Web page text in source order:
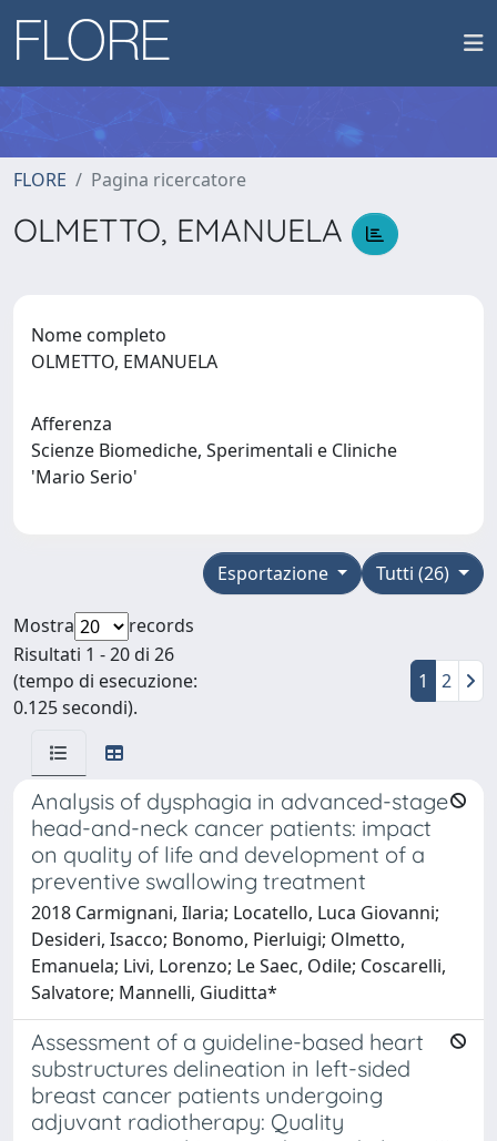
FLORE Pagina ricercatore
OLMETTO, EMANUELA
Nome completo
OLMETTO, EMANUELA
Afferenza
Scienze Biomediche, Sperimentali e Cliniche
'Mario Serio'
Tutti (26)
Esportazione
Mostra
records
Risultati 1 - 20 di 26
(tempo di esecuzione:
0.125 secondi).
1 2
Analysis of dysphagia in advanced-stage
head-and-neck cancer patients: impact
on quality of life and development of a
preventive swallowing treatment
2018 Carmignani, Ilaria; Locatello, Luca Giovanni;
Desideri, Isacco; Bonomo, Pierluigi; Olmetto,
Emanuela; Livi, Lorenzo; Le Saec, Odile; Coscarelli,
Salvatore; Mannelli, Giuditta*
Assessment of a guideline-based heart
substructures delineation in left-sided
breast cancer patients undergoing
adjuvant radiotherapy: Quality